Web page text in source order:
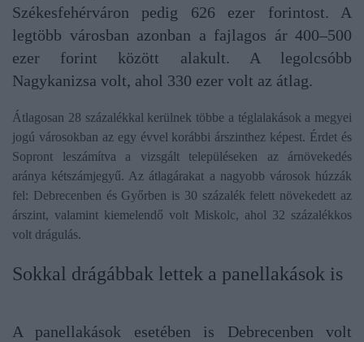
Székesfehérváron pedig 626 ezer forintost. A
legtöbb városban azonban a fajlagos ár 400–500
ezer forint között alakult. A legolcsóbb
Nagykanizsa volt, ahol 330 ezer volt az átlag.
Átlagosan 28 százalékkal kerülnek többe a téglalakások a megyei
jogú városokban az egy évvel korábbi árszinthez képest. Érdet és
Sopront leszámítva a vizsgált településeken az árnövekedés
aránya kétszámjegyű. Az átlagárakat a nagyobb városok húzzák
fel: Debrecenben és Győrben is 30 százalék felett növekedett az
árszint, valamint kiemelendő volt Miskolc, ahol 32 százalékkos
volt drágulás.
Sokkal drágábbak lettek a panellakások is
A panellakások esetében is Debrecenben volt